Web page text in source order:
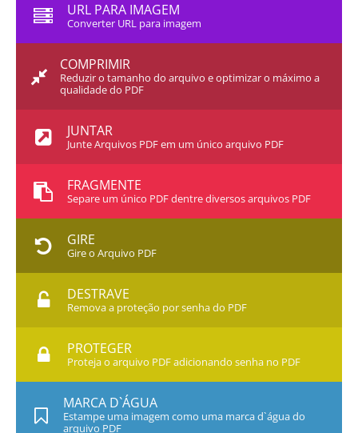
URL PARA IMAGEM
Converter URL para imagem
COMPRIMIR
Reduzir o tamanho do arquivo e optimizar o máximo a
qualidade do PDF
JUNTAR
Junte Arquivos PDF em um único arquivo PDF
FRAGMENTE
Separe um único PDF dentre diversos arquivos PDF
GIRE
Gire o Arquivo PDF
DESTRAVE
Remova a proteção por senha do PDF
PROTEGER
Proteja o arquivo PDF adicionando senha no PDF
MARCA D`ÁGUA
Estampe uma imagem como uma marca d`água do
arquivo PDF